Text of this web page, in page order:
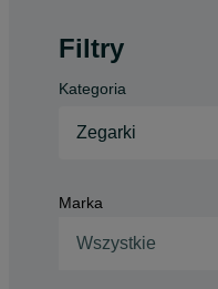
Filtry
Kategoria
Zegarki
Marka
Wszystkie